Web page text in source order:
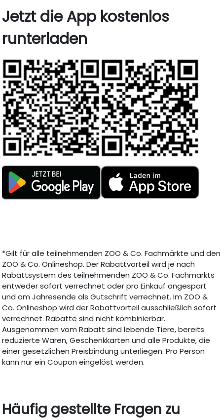
Jetzt die App kostenlos
runterladen
*Gilt für alle teilnehmenden ZOO & Co. Fachmärkte und den
ZOO & Co. Onlineshop. Der Rabattvorteil wird je nach
Rabattsystem des teilnehmenden ZOO & Co. Fachmarkts
entweder sofort verrechnet oder pro Einkauf angespart
und am Jahresende als Gutschrift verrechnet. Im ZOO &
Co. Onlineshop wird der Rabattvorteil ausschließlich sofort
verrechnet. Rabatte sind nicht kombinierbar.
Ausgenommen vom Rabatt sind lebende Tiere, bereits
reduzierte Waren, Geschenkkarten und alle Produkte, die
einer gesetzlichen Preisbindung unterliegen. Pro Person
kann nur ein Coupon eingelöst werden.
Häufig gestellte Fragen zu